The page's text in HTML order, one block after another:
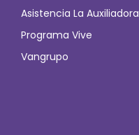
Asistencia La Auxiliadora
Programa Vive
Vangrupo